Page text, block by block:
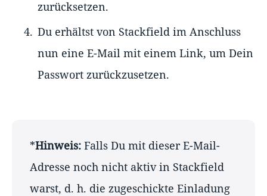
zurücksetzen.
Du erhältst von Stackfield im Anschluss
nun eine E-Mail mit einem Link, um Dein
Passwort zurückzusetzen.
*Hinweis: Falls Du mit dieser E-Mail-
Adresse noch nicht aktiv in Stackfield
warst, d. h. die zugeschickte Einladung